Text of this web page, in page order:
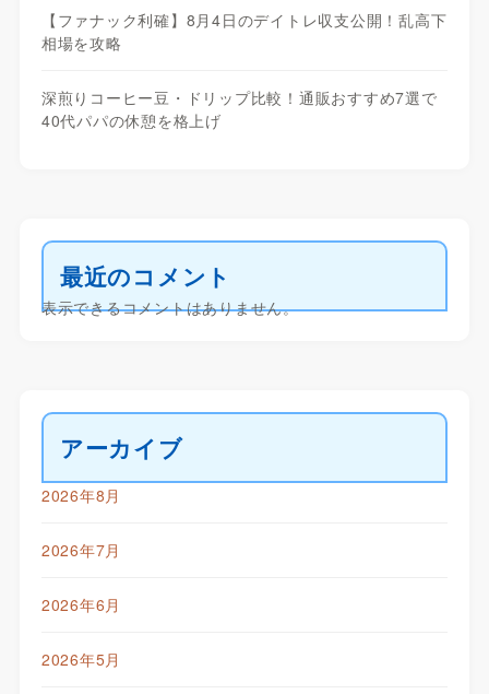
【ファナック利確】8月4日のデイトレ収支公開！乱高下
相場を攻略
深煎りコーヒー豆・ドリップ比較！通販おすすめ7選で
40代パパの休憩を格上げ
最近のコメント
表示できるコメントはありません。
アーカイブ
2026年8月
2026年7月
2026年6月
2026年5月